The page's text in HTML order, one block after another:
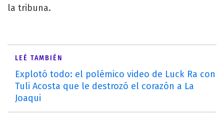
la tribuna.
LEÉ TAMBIÉN
Explotó todo: el polémico video de Luck Ra con
Tuli Acosta que le destrozó el corazón a La
Joaqui